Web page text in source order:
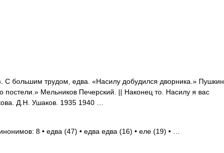
большим трудом, едва. «Насилу добудился дворника.» Пушкин.
постели.» Мельников Печерский. || Наконец то. Насилу я вас
Д.Н. Ушаков. 1935 1940 …
8 • едва (47) • едва едва (16) • еле (19) • …